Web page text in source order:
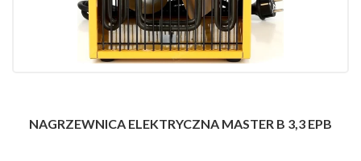
NAGRZEWNICA ELEKTRYCZNA MASTER B 3,3 EPB